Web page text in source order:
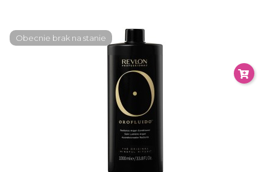
Obecnie brak na stanie